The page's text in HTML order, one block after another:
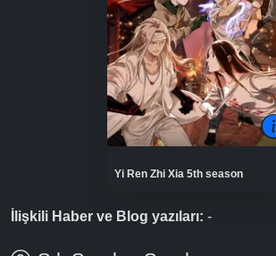
Yi Ren Zhi Xia 5th season
İlişkili Haber ve Blog yazıları: -